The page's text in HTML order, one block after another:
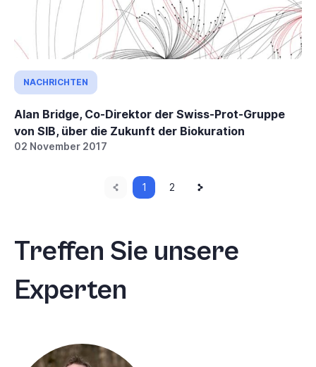
NACHRICHTEN
Alan Bridge, Co-Direktor der Swiss-Prot-Gruppe
von SIB, über die Zukunft der Biokuration
02 November 2017
Vorherige
Seite
Aktuelle
Seite
1 Seite
2
Seite
Treffen Sie unsere
Experten